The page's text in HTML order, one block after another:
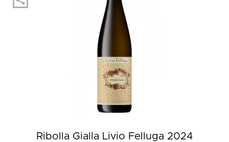
Ribolla Gialla Livio Felluga 2024